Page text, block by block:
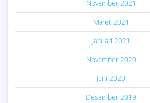
November 2021
Maret 2021
Januari 2021
November 2020
Juni 2020
Desember 2019